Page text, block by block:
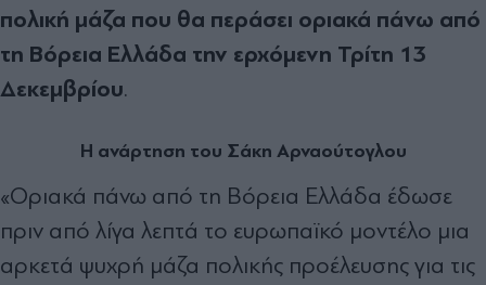
πολική μάζα που θα περάσει οριακά πάνω από
τη Βόρεια Ελλάδα την ερχόμενη Τρίτη 13
Δεκεμβρίου.
Η ανάρτηση του Σάκη Αρναούτογλου
«Οριακά πάνω από τη Βόρεια Ελλάδα έδωσε
πριν από λίγα λεπτά το ευρωπαϊκό μοντέλο μια
αρκετά ψυχρή μάζα πολικής προέλευσης για τις